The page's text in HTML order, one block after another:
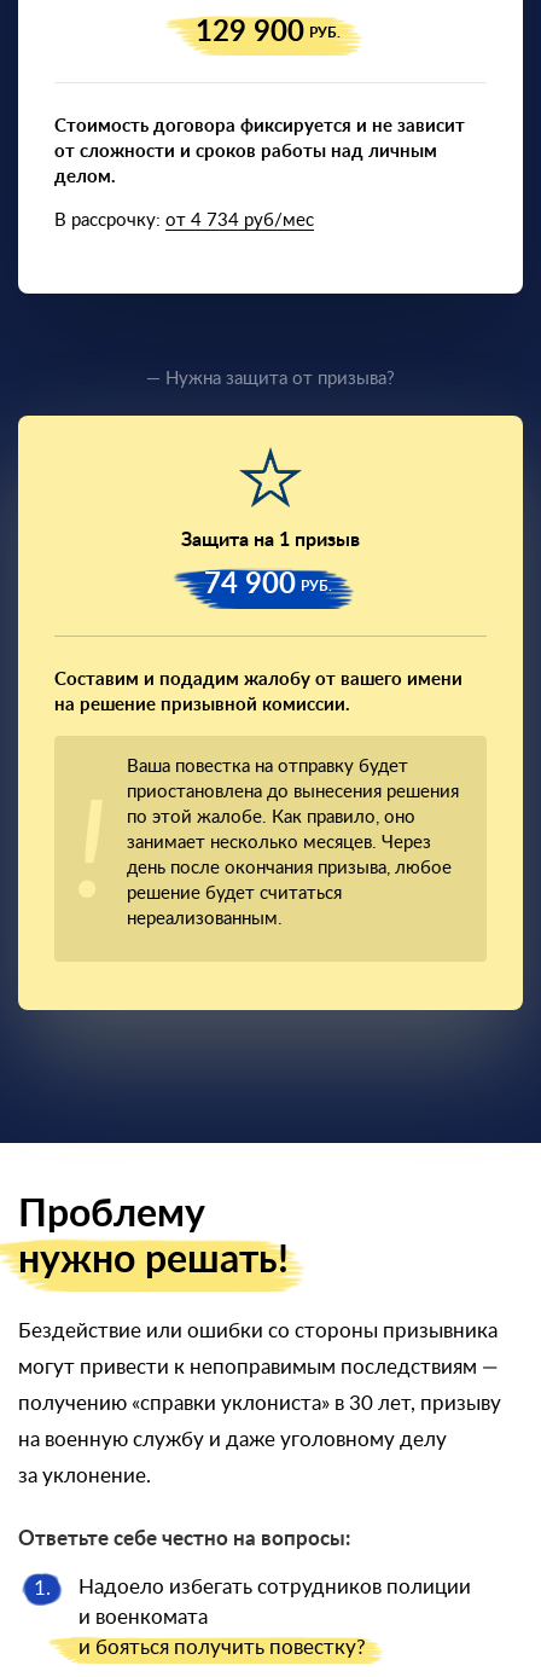
129 900 РУБ.
Стоимость договора фиксируется и не зависит
от сложности и сроков работы над личным
делом.
В рассрочку: от 4 734 руб/мес
— Нужна защита от призыва?
Защита на 1 призыв
74 900 РУБ.
Составим и подадим жалобу от вашего имени
на решение призывной комиссии.
Ваша повестка на отправку будет
приостановлена до вынесения решения
по этой жалобе. Как правило, оно
занимает несколько месяцев. Через
день после окончания призыва, любое
решение будет считаться
нереализованным.
Проблему
нужно решать!
Бездействие или ошибки со стороны призывника
могут привести к непоправимым последствиям —
получению «справки уклониста» в 30 лет, призыву
на военную службу и даже уголовному делу
за уклонение.
Ответьте себе честно на вопросы:
1.
Надоело избегать сотрудников полиции
и военкомата
и бояться получить повестку?